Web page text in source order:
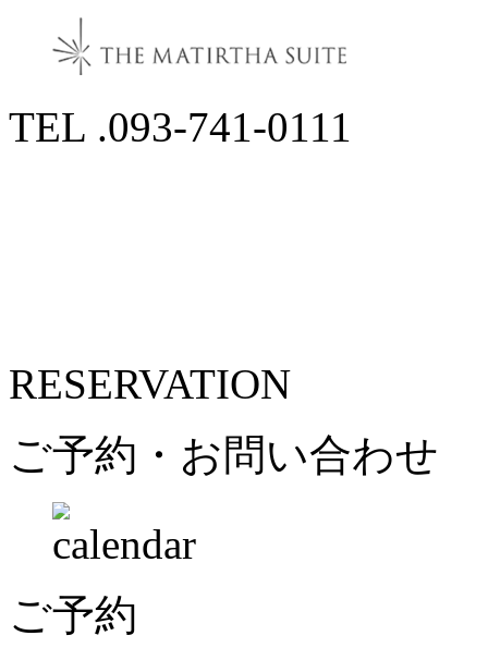
TEL .093-741-0111
RESERVATION
ご予約・お問い合わせ
ご予約